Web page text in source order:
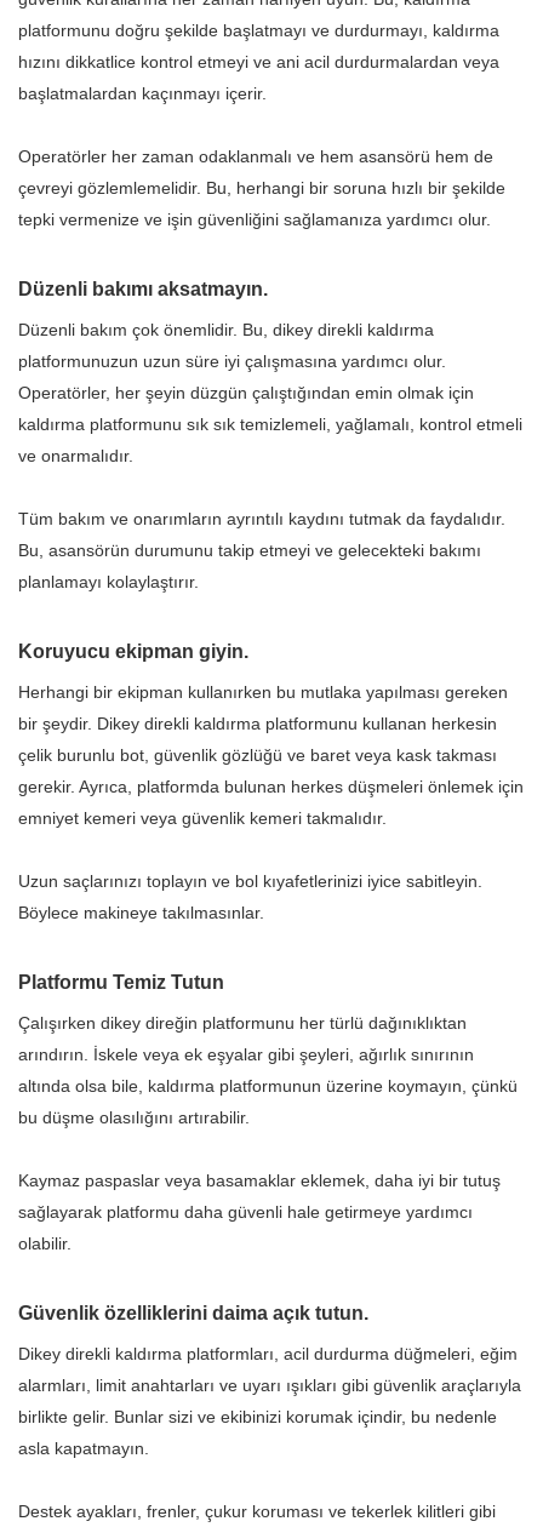
platformunu doğru şekilde başlatmayı ve durdurmayı, kaldırma
hızını dikkatlice kontrol etmeyi ve ani acil durdurmalardan veya
başlatmalardan kaçınmayı içerir.
Operatörler her zaman odaklanmalı ve hem asansörü hem de
çevreyi gözlemlemelidir. Bu, herhangi bir soruna hızlı bir şekilde
tepki vermenize ve işin güvenliğini sağlamanıza yardımcı olur.
Düzenli bakımı aksatmayın.
Düzenli bakım çok önemlidir. Bu, dikey direkli kaldırma
platformunuzun uzun süre iyi çalışmasına yardımcı olur.
Operatörler, her şeyin düzgün çalıştığından emin olmak için
kaldırma platformunu sık sık temizlemeli, yağlamalı, kontrol etmeli
ve onarmalıdır.
Tüm bakım ve onarımların ayrıntılı kaydını tutmak da faydalıdır.
Bu, asansörün durumunu takip etmeyi ve gelecekteki bakımı
planlamayı kolaylaştırır.
Koruyucu ekipman giyin.
Herhangi bir ekipman kullanırken bu mutlaka yapılması gereken
bir şeydir. Dikey direkli kaldırma platformunu kullanan herkesin
çelik burunlu bot, güvenlik gözlüğü ve baret veya kask takması
gerekir. Ayrıca, platformda bulunan herkes düşmeleri önlemek için
emniyet kemeri veya güvenlik kemeri takmalıdır.
Uzun saçlarınızı toplayın ve bol kıyafetlerinizi iyice sabitleyin.
Böylece makineye takılmasınlar.
Platformu Temiz Tutun
Çalışırken dikey direğin platformunu her türlü dağınıklıktan
arındırın. İskele veya ek eşyalar gibi şeyleri, ağırlık sınırının
altında olsa bile, kaldırma platformunun üzerine koymayın, çünkü
bu düşme olasılığını artırabilir.
Kaymaz paspaslar veya basamaklar eklemek, daha iyi bir tutuş
sağlayarak platformu daha güvenli hale getirmeye yardımcı
olabilir.
Güvenlik özelliklerini daima açık tutun.
Dikey direkli kaldırma platformları, acil durdurma düğmeleri, eğim
alarmları, limit anahtarları ve uyarı ışıkları gibi güvenlik araçlarıyla
birlikte gelir. Bunlar sizi ve ekibinizi korumak içindir, bu nedenle
asla kapatmayın.
Destek ayakları, frenler, çukur koruması ve tekerlek kilitleri gibi